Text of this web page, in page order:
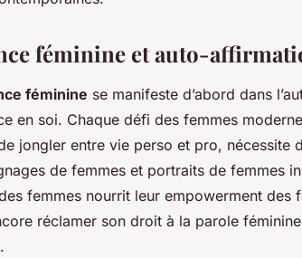
féminine et auto-
féminine se manifeste d’abord dans
en soi. Chaque défi des femmes
jongler entre vie perso et pro, nécessite
de femmes et portraits de femmes
femmes nourrit leur empowerment des
réclamer son droit à la parole